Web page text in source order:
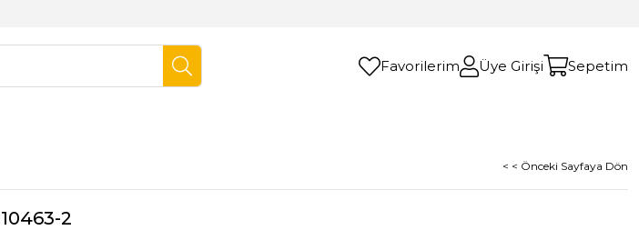
Favorilerim Üye Girişi Sepetim
< < Önceki Sayfaya Dön
10463-2